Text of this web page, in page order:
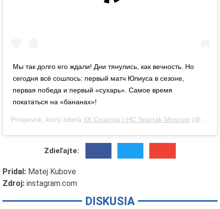
Мы так долго его ждали! Дни тянулись, как вечность. Но
сегодня всё сошлось: первый матч Юлиуса в сезоне,
первая победа и первый «сухарь». Самое время
покататься на «бананах»!
Príspevok, ktorý zdieľa ХК Спартак | HC Spartak Moscow(@spartak_hc),
Zdieľajte:
Pridal: Matej Kubove
Zdroj: instagram.com
DISKUSIA